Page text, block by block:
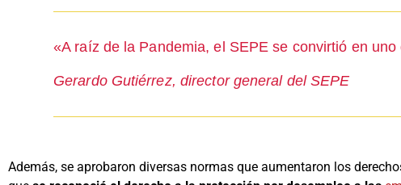
«A raíz de la Pandemia, el SEPE se convirtió en
Gerardo Gutiérrez, director general del SEPE
Además, se aprobaron diversas normas que aumentaron los